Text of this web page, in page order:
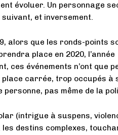
évoluer. Un personnage
et inversement.
alors que les ronds-points
place en 2020, l’année
ces événements n’ont que
place carrée, trop occupés à
pas même de la
(intrigue à suspens,
destins complexes,